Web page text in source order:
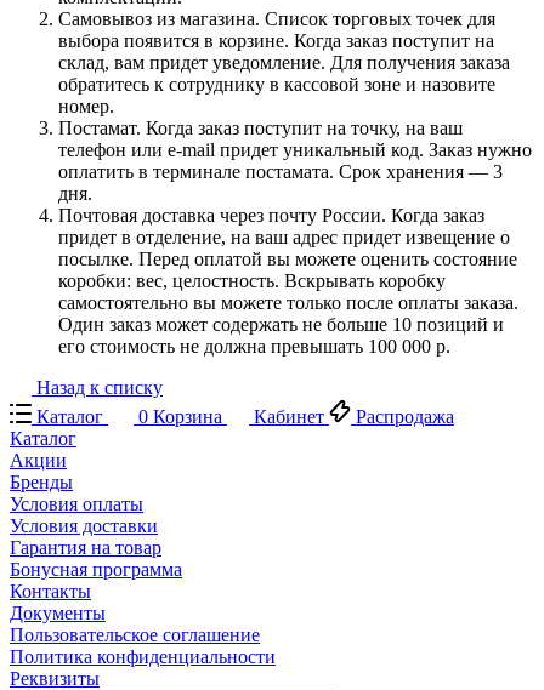
Самовывоз из магазина. Список торговых точек для
выбора появится в корзине. Когда заказ поступит на
склад, вам придет уведомление. Для получения заказа
обратитесь к сотруднику в кассовой зоне и назовите
номер.
Постамат. Когда заказ поступит на точку, на ваш
телефон или e-mail придет уникальный код. Заказ нужно
оплатить в терминале постамата. Срок хранения — 3
дня.
Почтовая доставка через почту России. Когда заказ
придет в отделение, на ваш адрес придет извещение о
посылке. Перед оплатой вы можете оценить состояние
коробки: вес, целостность. Вскрывать коробку
самостоятельно вы можете только после оплаты заказа.
Один заказ может содержать не больше 10 позиций и
его стоимость не должна превышать 100 000 р.
Назад к списку
Каталог
0 Корзина Кабинет
Распродажа
Каталог
Акции
Бренды
Условия оплаты
Условия доставки
Гарантия на товар
Бонусная программа
Контакты
Документы
Пользовательское соглашение
Политика конфиденциальности
Реквизиты